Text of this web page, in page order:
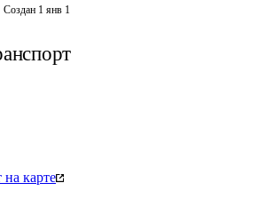
Создан 1 янв 1
карте